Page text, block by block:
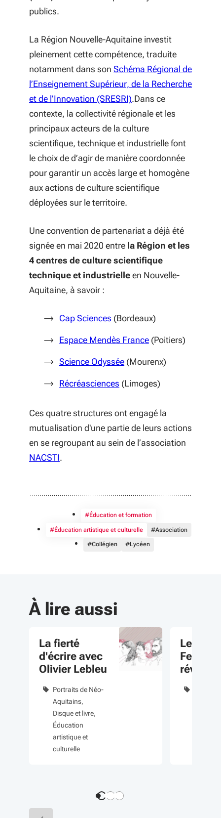
publics.
La Région Nouvelle-Aquitaine investit
pleinement cette compétence, traduite
notamment dans son Schéma Régional de
l’Enseignement Supérieur, de la Recherche
et de l’Innovation (SRESRI) (S'ouvre dans une
.Dans ce
contexte, la collectivité régionale et les
principaux acteurs de la culture
scientifique, technique et industrielle font
le choix de d’agir de manière coordonnée
pour garantir un accès large et homogène
aux actions de culture scientifique
déployées sur le territoire.
Une convention de partenariat a déjà été
signée en mai 2020 entre la Région et les
4 centres de culture scientifique
technique et industrielleen Nouvelle-
Aquitaine, à savoir :
Cap Sciences (S'ouvre dans une nouvelle
(Bordeaux)
Espace Mendès France(S'ouvre dans une
(Poitiers)
Science Odyssée(S'ouvre dans une
(Mourenx)
Récréasciences (S'ouvre dans une
(Limoges)
Ces quatre structures ont engagé la
mutualisation d'une partie de leurs actions
en se regroupant au sein de l’association
NACSTI.
#Éducation et formation
#Éducation artistique et culturelle #Association
#Collégien #Lycéen
À lire aussi
La fierté
d'écrire avec
Olivier Lebleu
Portraits de Néo-
Aquitains
Disque et livre
Éducation
artistique et
culturelle
Le